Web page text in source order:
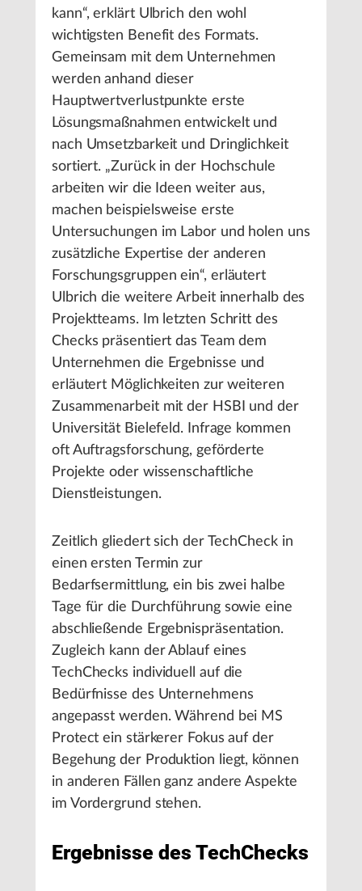
kann“, erklärt Ulbrich den wohl
wichtigsten Benefit des Formats.
Gemeinsam mit dem Unternehmen
werden anhand dieser
Hauptwertverlustpunkte erste
Lösungsmaßnahmen entwickelt und
nach Umsetzbarkeit und Dringlichkeit
sortiert. „Zurück in der Hochschule
arbeiten wir die Ideen weiter aus,
machen beispielsweise erste
Untersuchungen im Labor und holen uns
zusätzliche Expertise der anderen
Forschungsgruppen ein“, erläutert
Ulbrich die weitere Arbeit innerhalb des
Projektteams. Im letzten Schritt des
Checks präsentiert das Team dem
Unternehmen die Ergebnisse und
erläutert Möglichkeiten zur weiteren
Zusammenarbeit mit der HSBI und der
Universität Bielefeld. Infrage kommen
oft Auftragsforschung, geförderte
Projekte oder wissenschaftliche
Dienstleistungen.
Zeitlich gliedert sich der TechCheck in
einen ersten Termin zur
Bedarfsermittlung, ein bis zwei halbe
Tage für die Durchführung sowie eine
abschließende Ergebnispräsentation.
Zugleich kann der Ablauf eines
TechChecks individuell auf die
Bedürfnisse des Unternehmens
angepasst werden. Während bei MS
Protect ein stärkerer Fokus auf der
Begehung der Produktion liegt, können
in anderen Fällen ganz andere Aspekte
im Vordergrund stehen.
Ergebnisse des TechChecks